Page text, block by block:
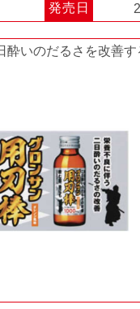
店頭観察
発売日
酔いのだるさを改善す